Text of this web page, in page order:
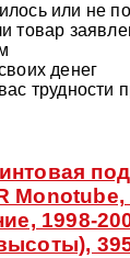
или не
товар
денег
трудности
Monotube,
1998-